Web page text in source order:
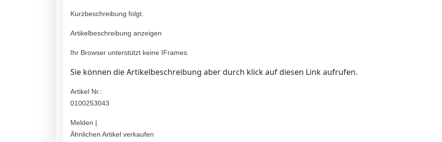
Kurzbeschreibung folgt.
Artikelbeschreibung anzeigen
Ihr Browser unterstützt keine IFrames.
Sie können die Artikelbeschreibung aber durch klick auf diesen Link aufrufen.
Artikel Nr.:
0100253043
Melden |
Ähnlichen Artikel verkaufen